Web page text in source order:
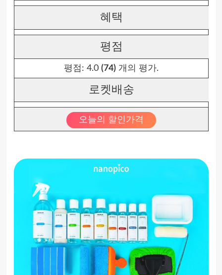
혜택
평점
평점: 4.0 (74)개의 평가.
로켓배송
오늘의 할인가격